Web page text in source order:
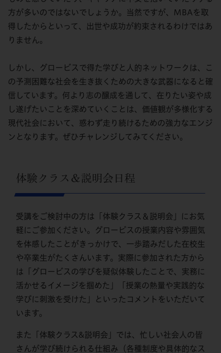
方が多いのではないでしょうか。当然ですが、MBAを取
得したからといって、出世や成功が約束されるわけではあ
りません。
しかし、グロービスで得た学びと人的ネットワークは、こ
の予測困難な社会を生き抜くための大きな武器になると確
信しています。何より志の醸成を通して、在りたい姿や成
し遂げたいことを深めていくことは、価値観が多様化する
現代社会において、惑わず走り続けるための強力なエンジ
ンとなります。ぜひチャレンジしてみてください。
体験クラス＆説明会日程
受講をご検討中の方は「体験クラス＆説明会」にお気
軽にご参加ください。グロービスの授業内容や雰囲気
を体感したことがきっかけで、一歩踏みだした在校生
や卒業生がたくさんいます。実際に参加された方から
は「グロービスの学びを疑似体験したことで、実務に
活かせるイメージを掴めた」「授業の熱量や実践的な
学びに刺激を受けた」といったコメントをいただいて
います。
また「体験クラス&説明会」では、忙しい社会人の皆
さんが学び続けられる仕組み（各種制度や具体的なス